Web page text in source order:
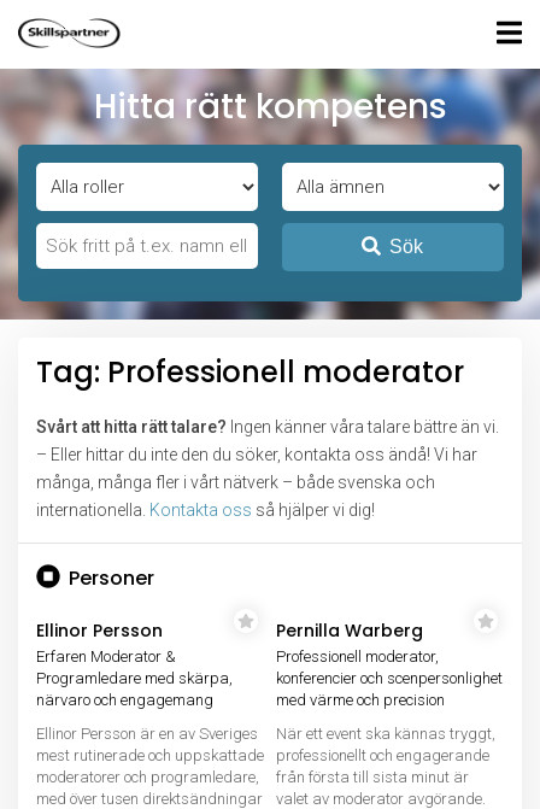
Hitta rätt kompetens
Sök
Tag: Professionell moderator
Svårt att hitta rätt talare? Ingen känner våra talare bättre än vi.
– Eller hittar du inte den du söker, kontakta oss ändå! Vi har
många, många fler i vårt nätverk – både svenska och
internationella. Kontakta oss så hjälper vi dig!
Personer
Ellinor Persson
Erfaren Moderator &
Programledare med skärpa,
närvaro och engagemang
Ellinor Persson är en av Sveriges
mest rutinerade och uppskattade
moderatorer och programledare,
med över tusen direktsändningar
Pernilla Warberg
Professionell moderator,
konferencier och scenpersonlighet
med värme och precision
När ett event ska kännas tryggt,
professionellt och engagerande
från första till sista minut är
valet av moderator avgörande.